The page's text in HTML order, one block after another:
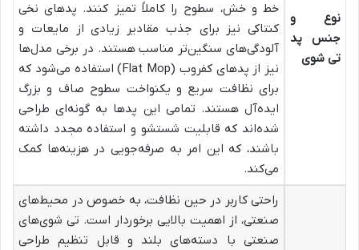
نوع و
جنس پد
تی شوی
خط و خش، سطوح را کاملاً تمیز کنند. پدهای نخی
کنتاکی نیز برای جذب مقادیر زیادی از مایعات و
آلودگی‌های سنگین‌تر مناسب هستند. در برخی مدل‌ها
نیز از پدهای کفروب (Flat Mop) استفاده می‌شود که
برای نظافت سریع و یکنواخت سطوح صاف و بزرگ
ایده‌آل هستند. تمامی این پدها به گونه‌ای طراحی
شده‌اند که قابلیت شستشو و استفاده مجدد داشته
باشند، که این امر به صرفه‌جویی در هزینه‌ها کمک
می‌کند.
راحتی کاربر در حین نظافت، به خصوص در محیط‌های
صنعتی، از اهمیت بالایی برخوردار است. تی شوی‌های
صنعتی با دسته‌های بلند و قابل تنظیم طراحی